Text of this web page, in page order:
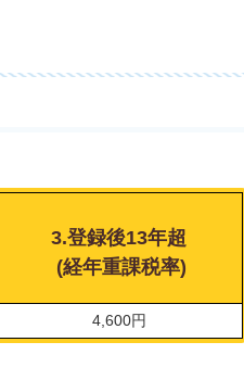
3.登録後13年超
(経年重課税率)
4,600円